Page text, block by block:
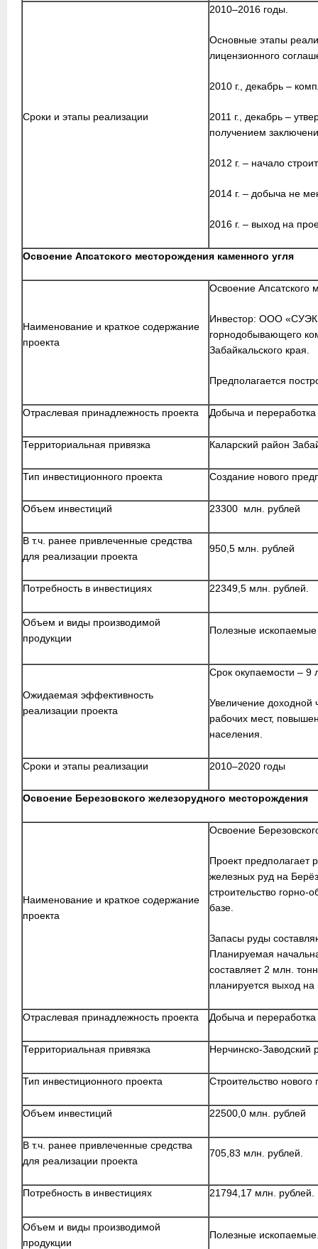
Сроки и этапы реализации
2010–2016 годы.
Основные этапы
лицензионного
2010 г., декабрь –
2011 г., декабрь –
получением
2012 г. – начало
2014 г. – добыча не
2016 г. – выход на
Освоение Апсатского месторождения каменного угля
Наименование и краткое содержание
проекта
Освоение Апсатского
Инвестор: ООО
горнодобывающего
Забайкальского края.
Предполагается
Отраслевая принадлежность проекта Добыча и
Территориальная привязка Каларский район
Тип инвестиционного проекта Создание нового
Объем инвестиций 23300 млн. рублей
В т.ч. ранее привлеченные средства
для реализации проекта
950,5 млн. рублей
Потребность в инвестициях 22349,5 млн. рублей.
Объем и виды производимой
продукции
Полезные ископаемые
Ожидаемая эффективность
реализации проекта
Срок окупаемости – 9
Увеличение доходной
рабочих мест,
населения.
Сроки и этапы реализации 2010–2020 годы
Освоение Березовского железорудного месторождения
Наименование и краткое содержание
проекта
Освоение
Проект предполагает
железных руд на
строительство горно-
базе.
Запасы руды
Планируемая
составляет 2 млн.
планируется выход
Отраслевая принадлежность проекта Добыча и
Территориальная привязка Нерчинско-Заводский
Тип инвестиционного проекта Строительство нового
Объем инвестиций 22500,0 млн. рублей
В т.ч. ранее привлеченные средства
для реализации проекта
705,83 млн. рублей.
Потребность в инвестициях 21794,17 млн. рублей.
Объем и виды производимой
продукции
Полезные